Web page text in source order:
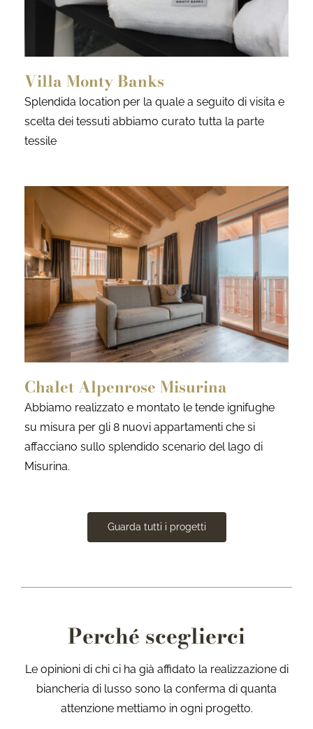
Villa Monty Banks
Splendida location per la quale a seguito di visita e
scelta dei tessuti abbiamo curato tutta la parte
tessile
Chalet Alpenrose Misurina
Abbiamo realizzato e montato le tende ignifughe
su misura per gli 8 nuovi appartamenti che si
affacciano sullo splendido scenario del lago di
Misurina.
Guarda tutti i progetti
Perché sceglierci
Le opinioni di chi ci ha già affidato la realizzazione di
biancheria di lusso sono la conferma di quanta
attenzione mettiamo in ogni progetto.